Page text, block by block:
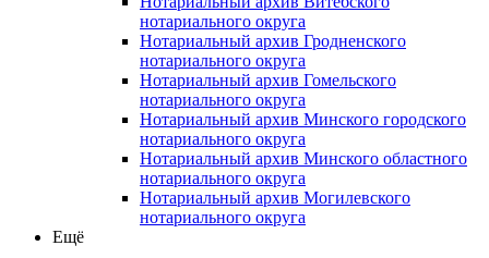
нотариального округа
Нотариальный архив Гродненского
нотариального округа
Нотариальный архив Гомельского
нотариального округа
Нотариальный архив Минского городского
нотариального округа
Нотариальный архив Минского областного
нотариального округа
Нотариальный архив Могилевского
нотариального округа
Ещё